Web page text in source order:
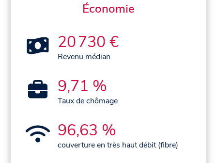
Économie
20 730 €
Revenu médian
9,71 %
Taux de chômage
96,63 %
couverture en très haut débit (fibre)